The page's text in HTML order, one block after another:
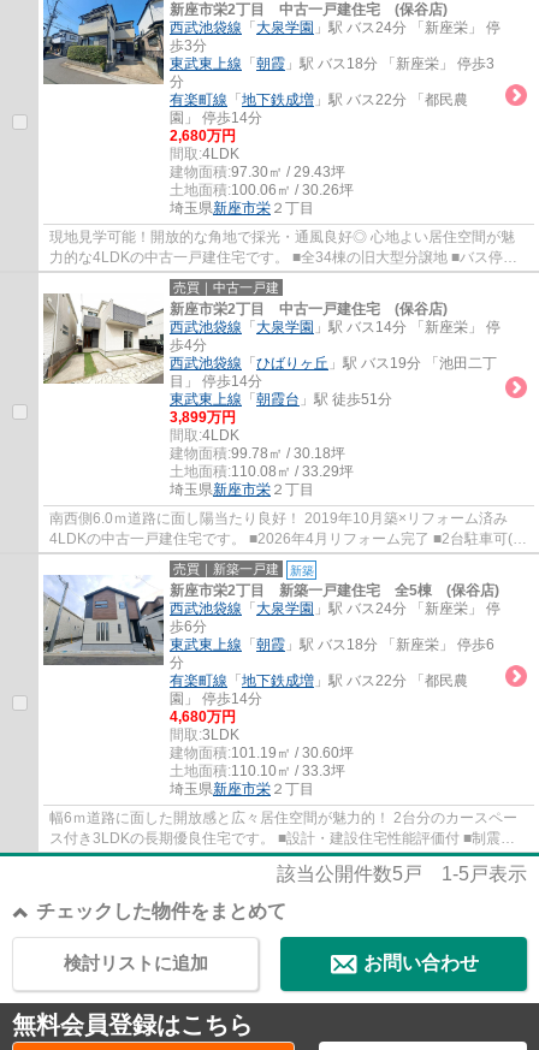
新座市栄2丁目 中古一戸建住宅 (保谷店)
西武池袋線 「 大泉学園 」駅 バス24分 「新座栄」 停
歩3分
東武東上線 「 朝霞 」駅 バス18分 「新座栄」 停歩3
分
有楽町線 「 地下鉄成増 」駅 バス22分 「都民農
園」 停歩14分
2,680万円
間取:4LDK
建物面積:97.30㎡ / 29.43坪
土地面積:100.06㎡ / 30.26坪
埼玉県新座市栄 ２丁目
現地見学可能！開放的な角地で採光・通風良好◎ 心地よい居住空間が魅
力的な4LDKの中古一戸建住宅です。 ■全34棟の旧大型分譲地 ■バス停ま
で徒歩3分の為、雨の日の通勤通学が便利 ■3面...
売買｜中古一戸建
新座市栄2丁目 中古一戸建住宅 (保谷店)
西武池袋線 「 大泉学園 」駅 バス14分 「新座栄」 停
歩4分
西武池袋線 「 ひばりヶ丘 」駅 バス19分 「池田二丁
目」 停歩14分
東武東上線 「 朝霞台 」駅 徒歩51分
3,899万円
間取:4LDK
建物面積:99.78㎡ / 30.18坪
土地面積:110.08㎡ / 33.29坪
埼玉県新座市栄 ２丁目
南西側6.0ｍ道路に面し陽当たり良好！ 2019年10月築×リフォーム済み
4LDKの中古一戸建住宅です。 ■2026年4月リフォーム完了 ■2台駐車可(車
種によります) ■家事便利な水回り集中設計 ■L...
売買｜新築一戸建 新築
新座市栄2丁目 新築一戸建住宅 全5棟 (保谷店)
西武池袋線 「 大泉学園 」駅 バス24分 「新座栄」 停
歩6分
東武東上線 「 朝霞 」駅 バス18分 「新座栄」 停歩6
分
有楽町線 「 地下鉄成増 」駅 バス22分 「都民農
園」 停歩14分
4,680万円
間取:3LDK
建物面積:101.19㎡ / 30.60坪
土地面積:110.10㎡ / 33.3坪
埼玉県新座市栄 ２丁目
幅6ｍ道路に面した開放感と広々居住空間が魅力的！ 2台分のカースペー
ス付き3LDKの長期優良住宅です。 ■設計・建設住宅性能評価付 ■制震ダ
ンパー搭載 ■家事便利な水回り集中設計 ■LDK...
該当公開件数5 戸 1-5 戸表示
チェックした物件をまとめて
お問い合わせ
検討リストに追加
無料会員登録はこちら